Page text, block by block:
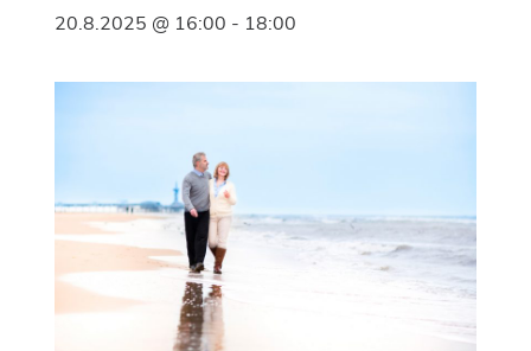
jäsenjärjestö.
20.8.2025 @ 16:00 - 18:00